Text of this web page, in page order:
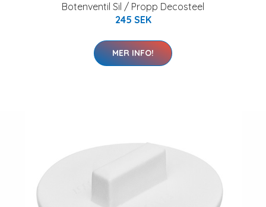
Botenventil Sil / Propp Decosteel
245 SEK
MER INFO!